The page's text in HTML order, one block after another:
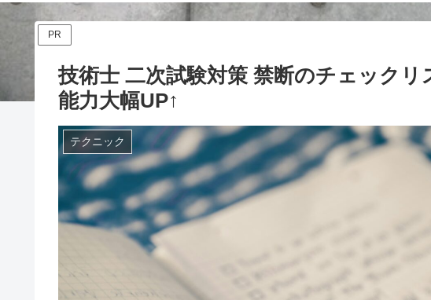
PR
技術士 二次試験対策 禁断のチェック
能力大幅UP↑
テクニック